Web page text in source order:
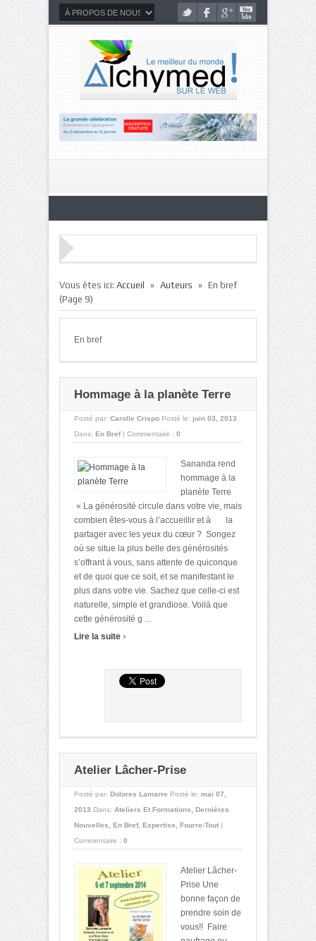
Vous êtes ici: Accueil » Auteurs » En bref
(Page 9)
En bref
Hommage à la planète Terre
Posté par: Carolle Crispo Posté le: juin 03, 2013
Dans: En Bref | Commentaire : 0
Sananda rend
hommage à la
planète Terre
« La générosité circule dans votre vie, mais
combien êtes-vous à l’accueillir et à la
partager avec les yeux du cœur ? Songez
où se situe la plus belle des générosités
s’offrant à vous, sans attente de quiconque
et de quoi que ce soit, et se manifestant le
plus dans votre vie. Sachez que celle-ci est
naturelle, simple et grandiose. Voilà que
cette générosité g ...
Lire la suite ›
Atelier Lâcher-Prise
Posté par: Dolores Lamarre Posté le: mai 07,
2013 Dans: Ateliers Et Formations
Dernières
Nouvelles
En Bref, Expertise Fourre-Tout |
Commentaire : 0
Atelier Lâcher-
Prise Une
bonne façon de
prendre soin de
vous!! Faire